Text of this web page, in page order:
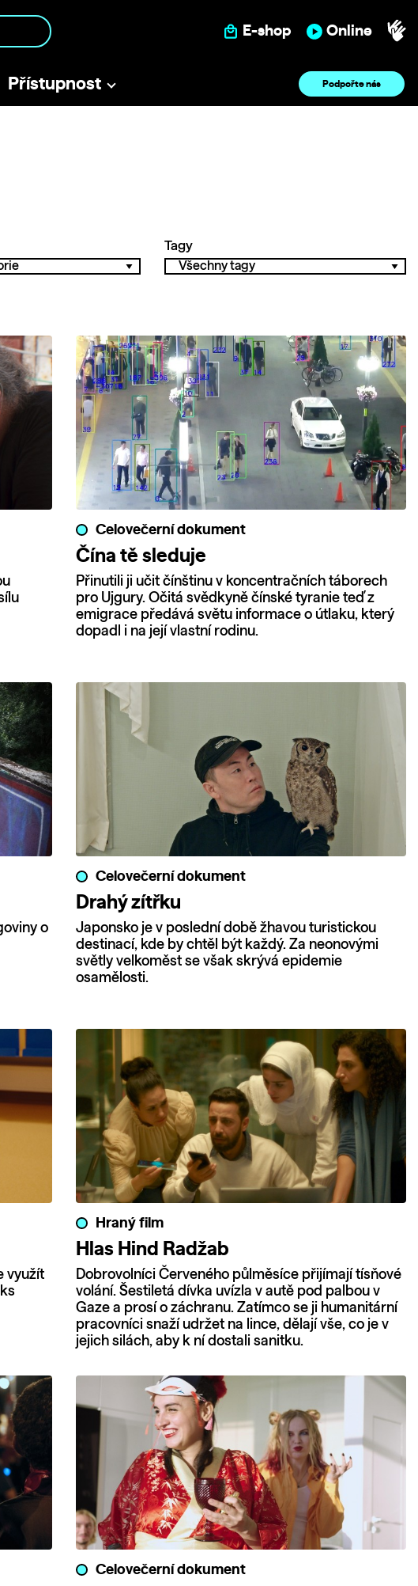
E-shop Online
Přístupnost Podpořte nás
Tagy
Celovečerní dokument
Čína tě sleduje
Přinutili ji učit čínštinu v koncentračních táborech
pro Ujgury. Očitá svědkyně čínské tyranie teď z
emigrace předává světu informace o útlaku, který
dopadl i na její vlastní rodinu.
o
Celovečerní dokument
Drahý zítřku
Japonsko je v poslední době žhavou turistickou
destinací, kde by chtěl být každý. Za neonovými
světly velkoměst se však skrývá epidemie
osamělosti.
využít
Hraný film
Hlas Hind Radžab
Dobrovolníci Červeného půlměsíce přijímají tísňové
volání. Šestiletá dívka uvízla v autě pod palbou v
Gaze a prosí o záchranu. Zatímco se ji humanitární
pracovníci snaží udržet na lince, dělají vše, co je v
jejich silách, aby k ní dostali sanitku.
Celovečerní dokument